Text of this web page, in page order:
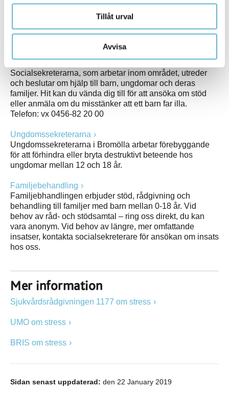
Tillåt urval
Avvisa
relationer, behöver preventivmedel eller akut-p-piller, tror
att du är gravid, tycker något i livet känns svårt. Hos oss
kan du träffa barnmorska, kurator, sjuksköterska och
Barn- och familjeenheten Individ- och familjeomsorgen
Socialsekreterarna, som arbetar inom området, utreder
och beslutar om hjälp till barn, ungdomar och deras
familjer. Hit kan du vända dig till för att ansöka om stöd
eller anmäla om du misstänker att ett barn far illa.
Telefon: vx 0456-82 20 00
Ungdomssekreterarna
Ungdomssekreterarna i Bromölla arbetar förebyggande
för att förhindra eller bryta destruktivt beteende hos
ungdomar mellan 12 och 18 år.
Familjebehandling
Familjebhandlingen erbjuder stöd, rådgivning och
behandling till familjer med barn mellan 0-18 år. Vid
behov av råd- och stödsamtal – ring oss direkt, du kan
vara anonym. Vid behov av längre, mer omfattande
insatser, kontakta socialsekreterare för ansökan om insats
hos oss.
Mer information
Sjukvårdsrådgivningen 1177 om stress
UMO om stress
BRIS om stress
Sidan senast uppdaterad: den 22 January 2019